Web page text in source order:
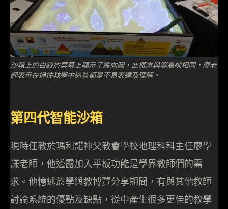
沙箱上的白線於屏幕上顯示了縱向圖，此概念與等高線相同，廖老
師表示在過往教學中這些都是不易表達及理解。
第四代智能沙箱
現時任教於瑪利諾神父教會學校地理科科主任廖學
謙老師，他透露加入平板功能是學界教師們的需
求。他憶述於學與教博覽分享期間，有與其他教師
討論系統的優點及缺點，從中產生很多更佳的教學